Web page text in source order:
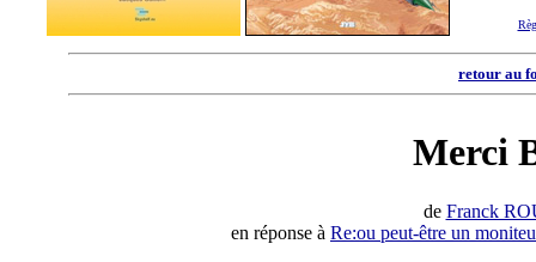
retour au
Merci
de Franck
en réponse à Re:ou peut-être un